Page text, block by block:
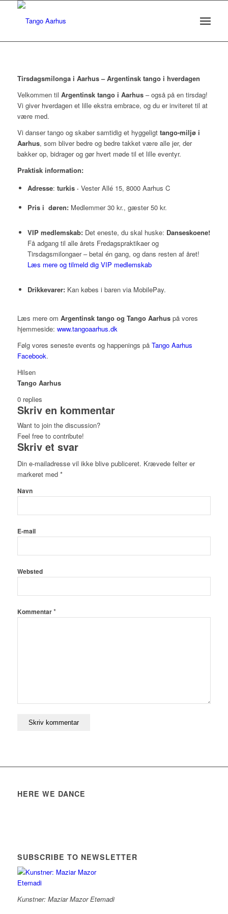
Tirsdagsmilonga i Aarhus – Argentinsk tango i hverdagen
Velkommen til Argentinsk tango i Aarhus– også på en tirsdag!
Vi giver hverdagen et lille ekstra embrace, og du er inviteret til at
være med.
Vi danser tango og skaber samtidig et hyggeligt tango-miljø i
Aarhus, som bliver bedre og bedre takket være alle jer, der
bakker op, bidrager og gør hvert møde til et lille eventyr.
Praktisk information:
Adresse: turkis · Vester Allé 15, 8000 Aarhus C
Pris i døren:Medlemmer 30 kr., gæster 50 kr.
VIP medlemskab: Det eneste, du skal huske: Danseskoene!
Få adgang til alle årets Fredagspraktikaer og
Tirsdagsmilongaer – betal én gang, og dans resten af året!
Læs mere og tilmeld dig VIP medlemskab
Drikkevarer:Kan købes i baren via MobilePay.
Læs mere om Argentinsk tango og Tango Aarhuspå vores
hjemmeside: www.tangoaarhus.dk
Følg vores seneste events og happenings på Tango Aarhus
Facebook.
Hilsen
Tango Aarhus
0 replies
Skriv en kommentar
Want to join the discussion?
Feel free to contribute!
Skriv et svar
Din e-mailadresse vil ikke blive publiceret. Krævede felter er
markeret med *
Navn
E-mail
Websted
Kommentar*
HERE WE DANCE
SUBSCRIBE TO NEWSLETTER
Kunstner: Maziar Mazor Etemadi